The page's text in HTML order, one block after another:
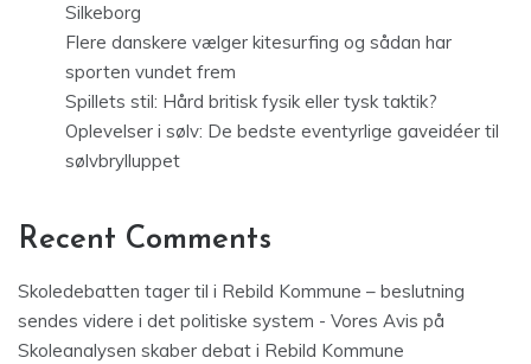
Silkeborg
Flere danskere vælger kitesurfing og sådan har
sporten vundet frem
Spillets stil: Hård britisk fysik eller tysk taktik?
Oplevelser i sølv: De bedste eventyrlige gaveidéer til
sølvbrylluppet
Recent Comments
Skoledebatten tager til i Rebild Kommune – beslutning
sendes videre i det politiske system - Vores Avis på
Skoleanalysen skaber debat i Rebild Kommune